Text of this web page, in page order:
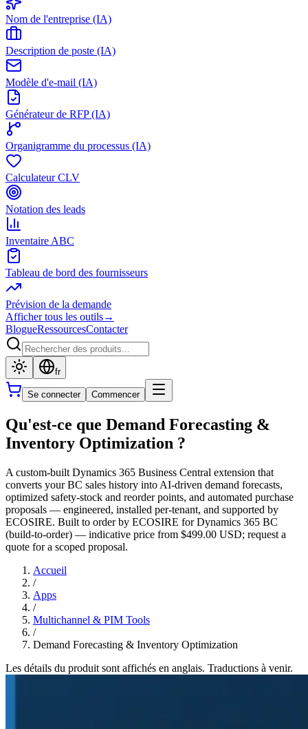
Nom de l'entreprise (IA)
Description de poste (IA)
Modèle d'e-mail (IA)
Générateur de RFP (IA)
Organigramme du processus (IA)
Calculateur CLV
Notation des leads
Inventaire ABC
Tableau de bord des fournisseurs
Prévision de la demande
Afficher tous les outils→
BlogueRessourcesContacter
fr
Se connecter Commencer
Qu'est-ce que Demand Forecasting &
Inventory Optimization ?
A custom-built Dynamics 365 Business Central extension that
converts your BC sales history into AI-driven demand forecasts,
optimized safety-stock and reorder points, and automated purchase
proposals — engineered, installed per-tenant, and supported by
ECOSIRE. Built to order by ECOSIRE for Dynamics 365 BC
(build-to-order) — indicative price from $499.00 USD; request a
quote for a scoped proposal.
Accueil
/
Apps
/
Multichannel & PIM Tools
/
Demand Forecasting & Inventory Optimization
Les détails du produit sont affichés en anglais. Traductions à venir.